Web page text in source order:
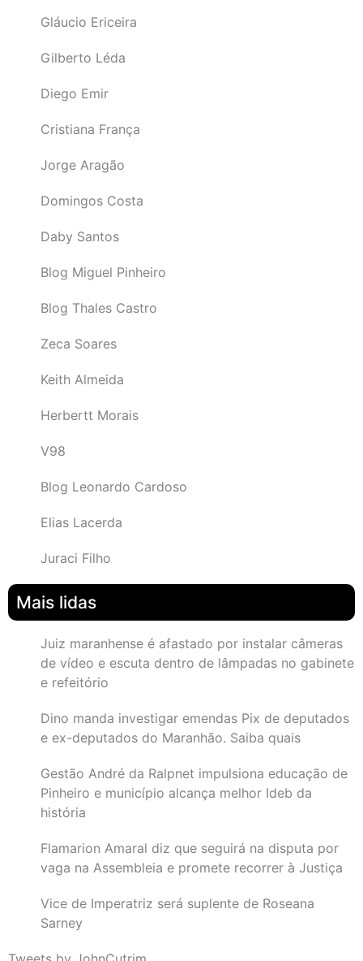
Gláucio Ericeira
Gilberto Léda
Diego Emir
Cristiana França
Jorge Aragão
Domingos Costa
Daby Santos
Blog Miguel Pinheiro
Blog Thales Castro
Zeca Soares
Keith Almeida
Herbertt Morais
V98
Blog Leonardo Cardoso
Elias Lacerda
Juraci Filho
Mais lidas
Juiz maranhense é afastado por instalar câmeras
de vídeo e escuta dentro de lâmpadas no gabinete
e refeitório
Dino manda investigar emendas Pix de deputados
e ex-deputados do Maranhão. Saiba quais
Gestão André da Ralpnet impulsiona educação de
Pinheiro e município alcança melhor Ideb da
história
Flamarion Amaral diz que seguirá na disputa por
vaga na Assembleia e promete recorrer à Justiça
Vice de Imperatriz será suplente de Roseana
Sarney